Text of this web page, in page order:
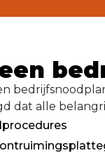
dat alle